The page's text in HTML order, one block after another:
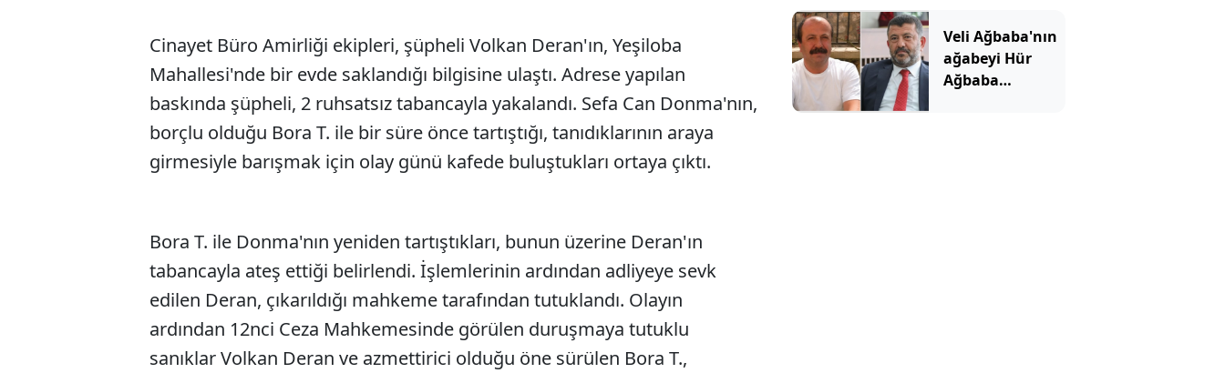
Cinayet Büro Amirliği ekipleri, şüpheli Volkan Deran'ın, Yeşiloba
Mahallesi'nde bir evde saklandığı bilgisine ulaştı. Adrese yapılan
baskında şüpheli, 2 ruhsatsız tabancayla yakalandı. Sefa Can Donma'nın,
borçlu olduğu Bora T. ile bir süre önce tartıştığı, tanıdıklarının araya
girmesiyle barışmak için olay günü kafede buluştukları ortaya çıktı.
Bora T. ile Donma'nın yeniden tartıştıkları, bunun üzerine Deran'ın
tabancayla ateş ettiği belirlendi. İşlemlerinin ardından adliyeye sevk
edilen Deran, çıkarıldığı mahkeme tarafından tutuklandı. Olayın
ardından 12nci Ceza Mahkemesinde görülen duruşmaya tutuklu
sanıklar Volkan Deran ve azmettirici olduğu öne sürülen Bora T.,
Veli Ağbaba'nın
ağabeyi Hür
Ağbaba